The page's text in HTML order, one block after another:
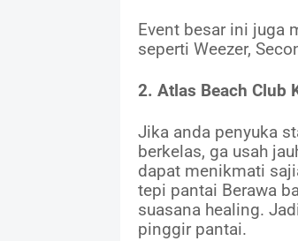
Event besar ini juga
seperti Weezer,
2. Atlas Beach Club
Jika anda penyuka
berkelas, ga usah
dapat menikmati
tepi pantai Berawa
suasana healing.
pinggir pantai.